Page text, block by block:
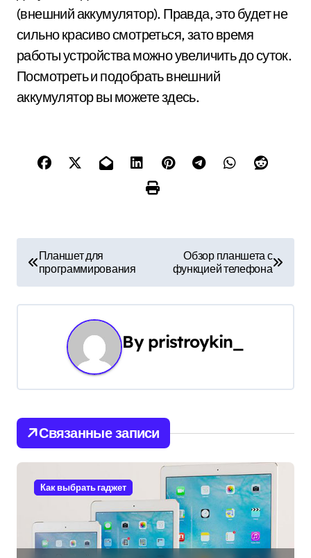
(внешний аккумулятор). Правда, это будет не
сильно красиво смотреться, зато время
работы устройства можно увеличить до суток.
Посмотреть и подобрать внешний
аккумулятор вы можете здесь.
а
в
а
ц
и
Планшет для
программирования
Обзор планшета с
функцией телефона
By pristroykin_
Связанные записи
Как выбрать гаджет